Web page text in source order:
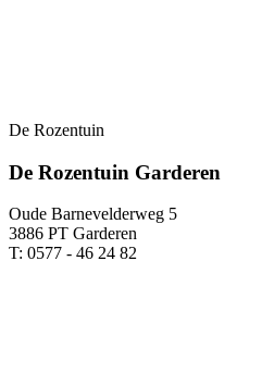
De Rozentuin
De Rozentuin Garderen
Oude Barnevelderweg 5
3886 PT Garderen
T: 0577 - 46 24 82